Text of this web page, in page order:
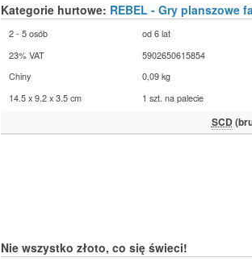
Kategorie hurtowe: REBEL - Gry planszowe
2 - 5 osób od 6 lat
23% VAT
5902650615854
Chiny
0,09 kg
14.5 x 9.2 x 3.5 cm
1 szt. na palecie
SCD
Nie wszystko złoto, co się świeci!